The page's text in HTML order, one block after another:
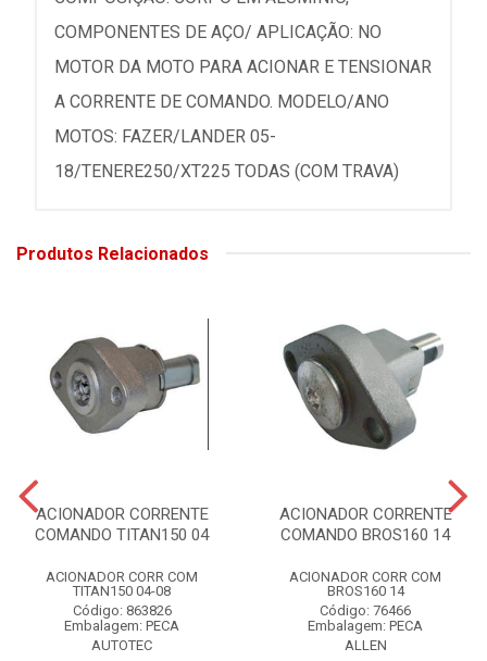
COMPONENTES DE AÇO/ APLICAÇÃO: NO
MOTOR DA MOTO PARA ACIONAR E TENSIONAR
A CORRENTE DE COMANDO. MODELO/ANO
MOTOS: FAZER/LANDER 05-
18/TENERE250/XT225 TODAS (COM TRAVA)
Produtos Relacionados
ACIONADOR CORRENTE
COMANDO TITAN150 04
ACIONADOR CORR COM
TITAN150 04-08
Código: 863826
Embalagem: PECA
AUTOTEC
ACIONADOR CORRENTE
COMANDO BROS160 14
ACIONADOR CORR COM
BROS160 14
Código: 76466
Embalagem: PECA
ALLEN